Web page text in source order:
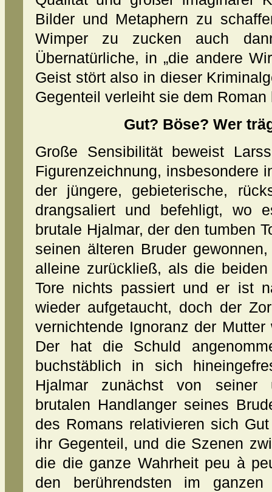
Bilder und Metaphern zu
Wimper zu zucken auch
Übernatürliche, in „die andere
Geist stört also in dieser
Gegenteil verleiht sie dem
Gut? Böse? Wer
Große Sensibilität beweist
Figurenzeichnung, insbesondere
der jüngere, gebieterische,
drangsaliert und befehligt, wo
brutale Hjalmar, der den tumben
seinen älteren Bruder
alleine zurückließ, als die
Tore nichts passiert und er ist
wieder aufgetaucht, doch der
vernichtende Ignoranz der
Der hat die Schuld
buchstäblich in sich
Hjalmar zunächst von seiner
brutalen Handlanger seines
des Romans relativieren sich
ihr Gegenteil, und die Szenen
die die ganze Wahrheit peu à
den berührendsten im